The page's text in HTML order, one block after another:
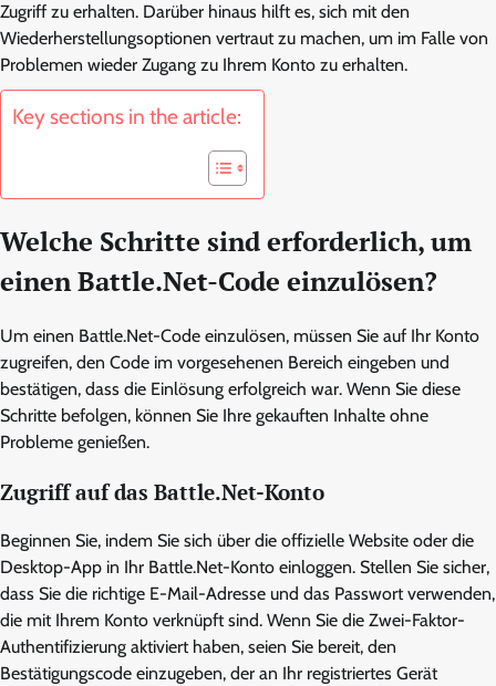
Zugriff zu erhalten. Darüber hinaus hilft es, sich mit den
Wiederherstellungsoptionen vertraut zu machen, um im Falle von
Problemen wieder Zugang zu Ihrem Konto zu erhalten.
Key sections in the article:
Welche Schritte sind erforderlich, um
einen Battle.Net-Code einzulösen?
Um einen Battle.Net-Code einzulösen, müssen Sie auf Ihr Konto
zugreifen, den Code im vorgesehenen Bereich eingeben und
bestätigen, dass die Einlösung erfolgreich war. Wenn Sie diese
Schritte befolgen, können Sie Ihre gekauften Inhalte ohne
Probleme genießen.
Zugriff auf das Battle.Net-Konto
Beginnen Sie, indem Sie sich über die offizielle Website oder die
Desktop-App in Ihr Battle.Net-Konto einloggen. Stellen Sie sicher,
dass Sie die richtige E-Mail-Adresse und das Passwort verwenden,
die mit Ihrem Konto verknüpft sind. Wenn Sie die Zwei-Faktor-
Authentifizierung aktiviert haben, seien Sie bereit, den
Bestätigungscode einzugeben, der an Ihr registriertes Gerät